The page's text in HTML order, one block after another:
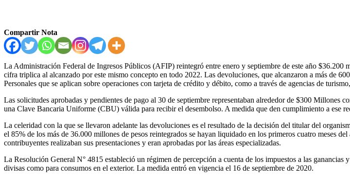
Compartir Nota
La Administración Federal de Ingresos Públicos (AFIP) reintegró entre enero y septiembre de este año
cifra triplica al alcanzado por este mismo concepto en todo 2022. Las devoluciones, que alcanzaron a más de
Personales que se aplican sobre operaciones con tarjeta de crédito y débito, como a través de agencias de
Las solicitudes aprobadas y pendientes de pago al 30 de septiembre representaban alrededor de $300 Millones
una Clave Bancaria Uniforme (CBU) válida para recibir el desembolso. A medida que den cumplimiento a ese
La celeridad con la que se llevaron adelante las devoluciones es el resultado de la decisión del titular del
el 85% de los más de 36.000 millones de pesos reintegrados se hayan liquidado en los primeros cuatro meses
contribuyentes realizaban sus presentaciones y eran aprobadas por las áreas especializadas.
La Resolución General N° 4815 estableció un régimen de percepción a cuenta de los impuestos a las
divisas como para consumos en el exterior. La medida entró en vigencia el 16 de septiembre de 2020.